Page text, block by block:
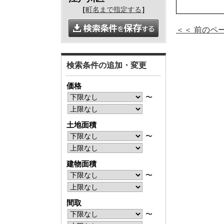
＜＜ 前のペ
［町名まで指定する ］
検索条件の追加・変更
価格
〜
土地面積
〜
建物面積
〜
間取
〜